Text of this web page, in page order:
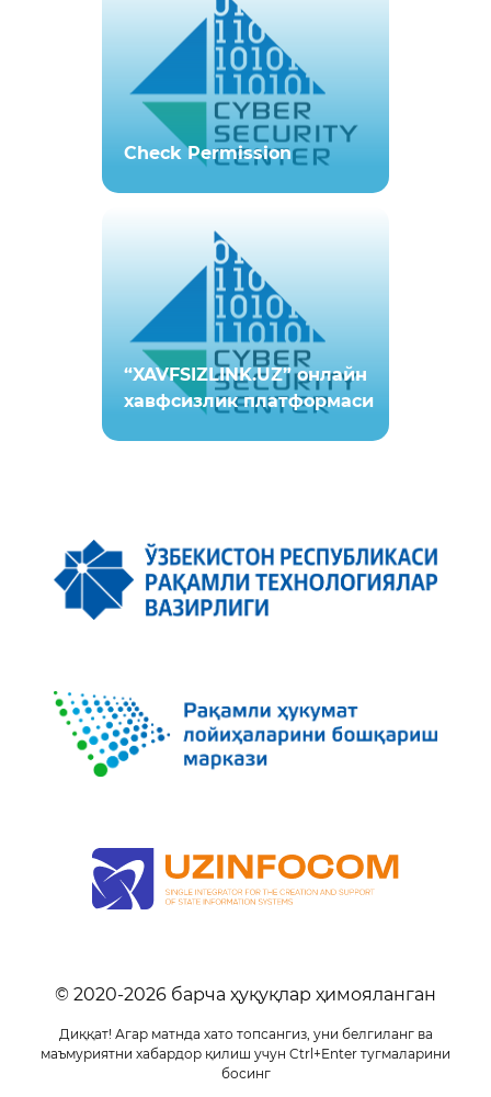
Check Permission
“XAVFSIZLINK.UZ” онлайн
хавфсизлик платформаси
© 2020-2026 барча ҳуқуқлар ҳимояланган
Диққат! Агар матнда хато топсангиз, уни белгиланг ва
маъмуриятни хабардор қилиш учун Ctrl+Enter тугмаларини
босинг